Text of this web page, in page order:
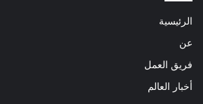
الرئيسية
عن
فريق العمل
أخبار العالم